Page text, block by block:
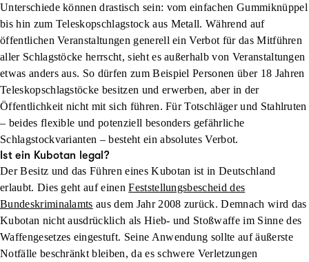
Unterschiede können drastisch sein: vom einfachen Gummiknüppel
bis hin zum Teleskopschlagstock aus Metall. Während auf
öffentlichen Veranstaltungen generell ein Verbot für das Mitführen
aller Schlagstöcke herrscht, sieht es außerhalb von Veranstaltungen
etwas anders aus. So dürfen zum Beispiel Personen über 18 Jahren
Teleskopschlagstöcke besitzen und erwerben, aber in der
Öffentlichkeit nicht mit sich führen. Für Totschläger und Stahlruten
– beides flexible und potenziell besonders gefährliche
Schlagstockvarianten – besteht ein absolutes Verbot.
Ist ein Kubotan legal?
Der Besitz und das Führen eines Kubotan ist in Deutschland
erlaubt. Dies geht auf einenFeststellungsbescheid des
Bundeskriminalamts aus dem Jahr 2008 zurück. Demnach wird das
Kubotan nicht ausdrücklich als Hieb- und Stoßwaffe im Sinne des
Waffengesetzes eingestuft. Seine Anwendung sollte auf äußerste
Notfälle beschränkt bleiben, da es schwere Verletzungen